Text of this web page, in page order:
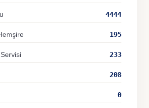
4444
195
233
208
0